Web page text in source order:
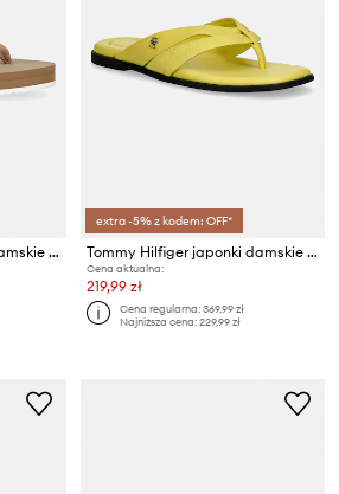
Tommy Hilfiger japonki damskie TH STRIPE SUMMER SANDAL
extra -5% z kodem: OFF*
Tommy Hilfiger japonki damskie skórzane ELEVATED TOE POST LTH SANDAL
Cena aktualna:
219,99 zł
Cena regularna:369,99 zł
Najniższa cena:229,99 zł